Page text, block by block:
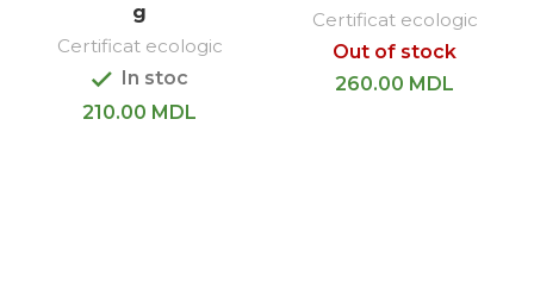
g
Certificat ecologic
In stoc
210.00 MDL
Certificat ecologic
Out of stock
260.00 MDL